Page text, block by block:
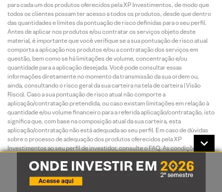
para cada um dos produtos oferecidos pela XP Investimentos, de modo que
todos os clientes possam ter acesso a todos os produtos, desde que dentro
das quantidades e limites da pontuação de risco definidas para o seu perfil.
Antes de aplicar nos produtos e/ou contratar os serviços objeto deste
material, é importante que você verifique se a sua pontuação de risco atual
comporta a aplicação nos produtos e/ou a contratação dos serviços em
questão, bem como se há limitações de volume, concentração e/ou
quantidade para a aplicação desejada. Você pode consultar essas
informações diretamente no momento da transmissão da sua ordem ou,
ainda, consultando o risco geral da sua carteira na tela de carteira (Visão
Risco). Caso a sua pontuação de risco atual não comporte a
aplicação/contratação pretendida, ou caso existam limitações em relação à
quantidade e/ou volume financeiro para a referida aplicação/contratação, isto
significa que, com base na composição atual da sua carteira, esta
aplicação/contratação não está adequada ao seu perfil. Em caso de dúvidas
sobre o processo de adequação dos produtos oferecidos pela XP
Investimentos ao seu perfil de investidor, consulte o FAQ. As condições de
desempenho do investimento.
A rentabilidade de produtos financeiros pode apresentar variações e seu
preço ou valor pode aumentar ou diminuir num curto espaço de tempo. Os